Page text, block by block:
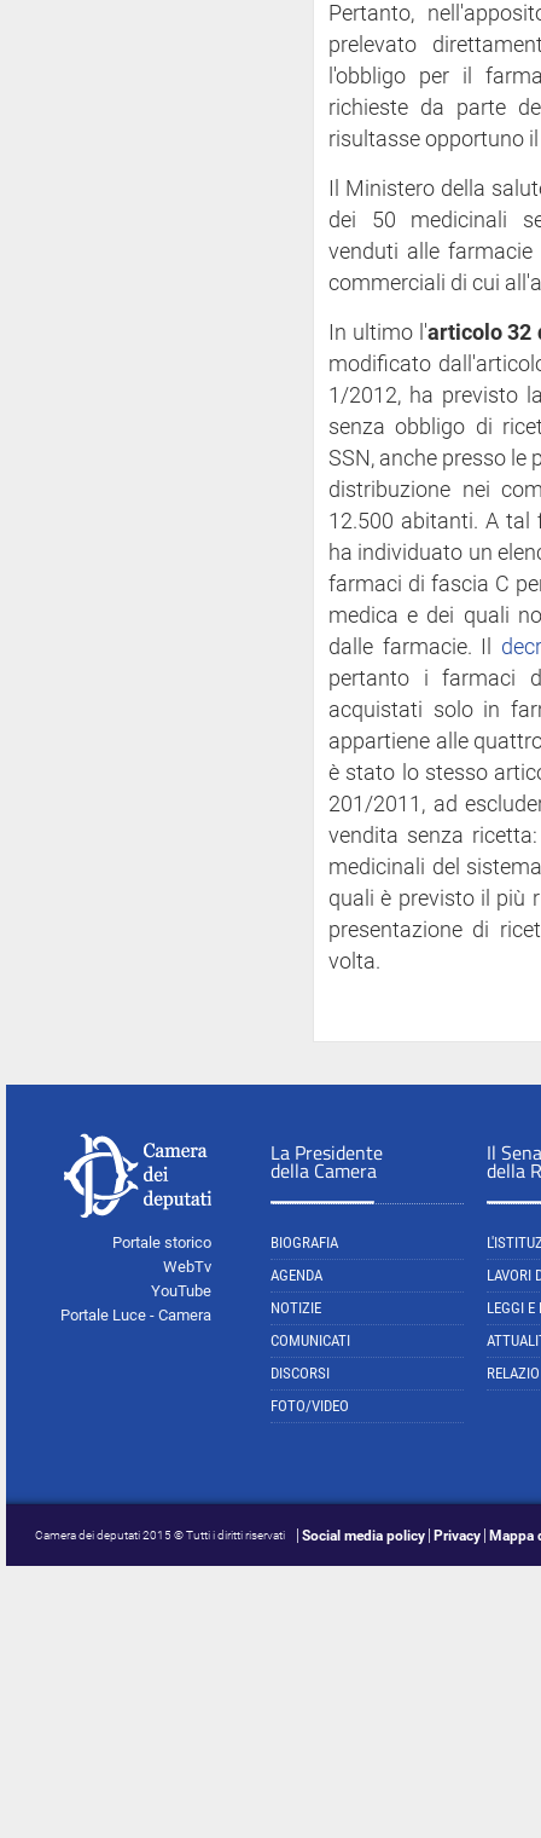
Pertanto,
prelevato
l'obbligo per il
richieste da parte
risultasse opportuno
Il Ministero della
dei 50 medicinali
venduti alle
commerciali di cui
In ultimo l'articolo 32
modificato
1/2012, ha previsto
senza obbligo di
SSN, anche presso le
distribuzione nei
12.500 abitanti. A tal
ha individuato un
farmaci di fascia C
medica e dei quali
dalle farmacie. Il
pertanto i farmaci
acquistati solo in
appartiene alle
è stato lo stesso
201/2011, ad
vendita senza
medicinali del
quali è previsto il più
presentazione di
volta.
Portale storico
WebTv
YouTube
Portale Luce - Camera
La Presidente
della Camera
BIOGRAFIA
AGENDA
NOTIZIE
COMUNICATI
DISCORSI
FOTO/VIDEO
Il
della
LAVORI
LEGGI E
Camera dei deputati 2015 © Tutti i diritti riservati Social media policy Privacy Mappa